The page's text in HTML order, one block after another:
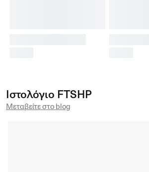
Ιστολόγιο FTSHP
Μεταβείτε στο blog